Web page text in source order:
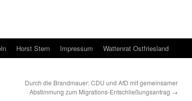
Horst Stern Impressum Wattenrat Ostfriesland
Durch die Brandmauer: CDU und AfD mit gemeinsamer
Abstimmung zum Migrations-Entschließungsantrag →